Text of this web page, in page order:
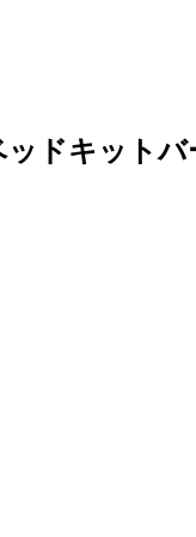
ドキットバ